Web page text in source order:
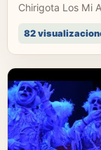
Chirigota Los Mi
82